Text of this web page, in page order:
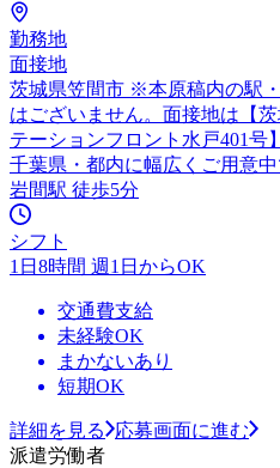
勤務地
面接地
茨城県笠間市 ※本原稿内の駅
はございません。面接地は【
テーションフロント水戸401号
千葉県・都内に幅広くご用意中
岩間駅 徒歩5分
シフト
1日8時間 週1日からOK
交通費支給
未経験OK
まかないあり
短期OK
詳細を見る
応募画面に進む
派遣労働者